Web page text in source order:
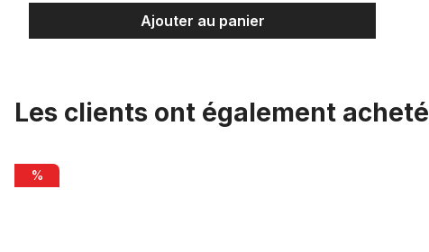
Ajouter au panier
Les clients ont également acheté
Bouchons de valve balle, olive
%